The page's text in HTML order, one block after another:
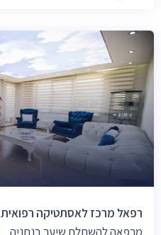
רפאל מרכז לאסתטיקה רפואית
מרפאה להשתלת שיער בנתניה